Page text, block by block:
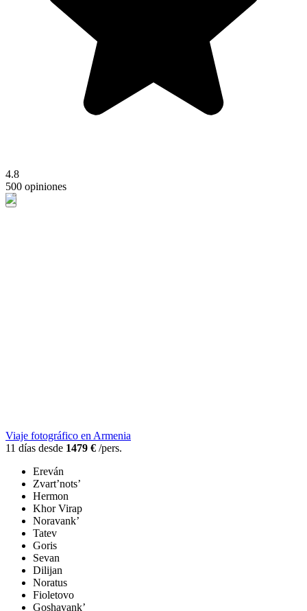
4.8
500 opiniones
Viaje fotográfico en Armenia
11 días desde 1479 € /pers.
Ereván
Zvart’nots’
Hermon
Khor Virap
Noravank’
Tatev
Goris
Sevan
Dilijan
Noratus
Fioletovo
Goshavank’